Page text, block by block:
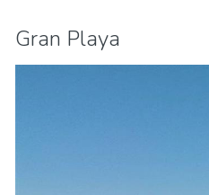
Gran Playa